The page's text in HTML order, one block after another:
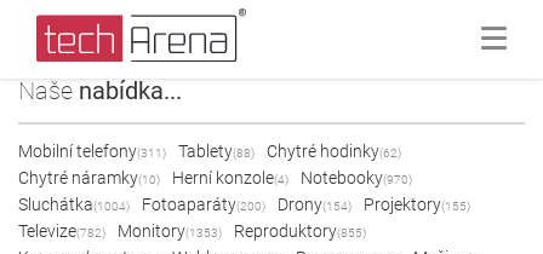
Naše nabídka...
Mobilní telefony(311) Tablety(88) Chytré hodinky(62)
Chytré náramky(10) Herní konzole(4) Notebooky(970)
Sluchátka(1004) Fotoaparáty(200) Drony(154) Projektory(155)
Televize(782) Monitory(1353) Reproduktory(855)